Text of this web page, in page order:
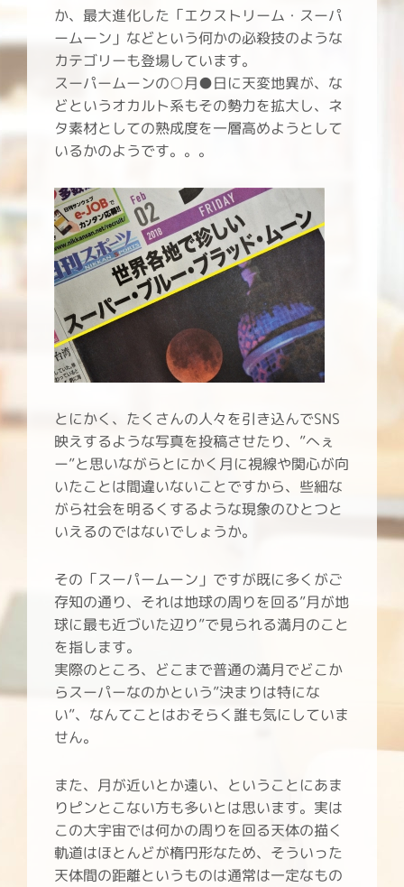
か、最大進化した「エクストリーム・スーパ
ームーン」などという何かの必殺技のような
カテゴリーも登場しています。
スーパームーンの○月●日に天変地異が、な
どというオカルト系もその勢力を拡大し、ネ
タ素材としての熟成度を一層高めようとして
いるかのようです。。。
とにかく、たくさんの人々を引き込んでSNS
映えするような写真を投稿させたり、”へぇ
ー”と思いながらとにかく月に視線や関心が向
いたことは間違いないことですから、些細な
がら社会を明るくするような現象のひとつと
いえるのではないでしょうか。
その「スーパームーン」ですが既に多くがご
存知の通り、それは地球の周りを回る”月が地
球に最も近づいた辺り”で見られる満月のこと
を指します。
実際のところ、どこまで普通の満月でどこか
らスーパーなのかという”決まりは特にな
い”、なんてことはおそらく誰も気にしていま
せん。
また、月が近いとか遠い、ということにあま
りピンとこない方も多いとは思います。実は
この大宇宙では何かの周りを回る天体の描く
軌道はほとんどが楕円形なため、そういった
天体間の距離というものは通常は一定なもの